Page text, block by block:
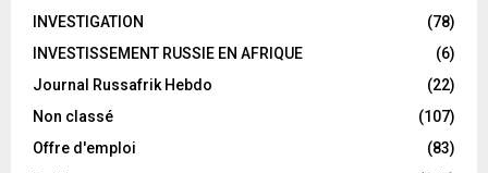
INVESTIGATION
(78)
INVESTISSEMENT RUSSIE EN AFRIQUE
(6)
Journal Russafrik Hebdo
(22)
Non classé
(107)
Offre d'emploi
(83)